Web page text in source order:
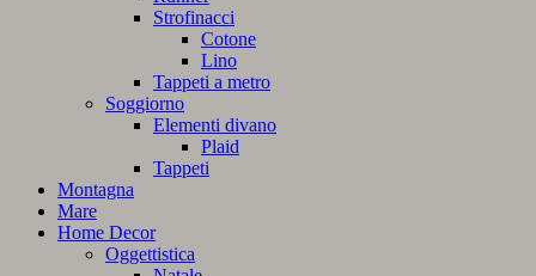
Strofinacci
Cotone
Lino
Tappeti a metro
Soggiorno
Elementi divano
Plaid
Tappeti
Montagna
Mare
Home Decor
Oggettistica